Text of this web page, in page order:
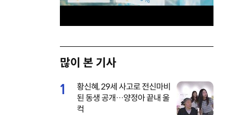
t
e
많이 본 기사
1
황신혜, 29세 사고로 전신마비
된 동생 공개…양정아 끝내 울
컥